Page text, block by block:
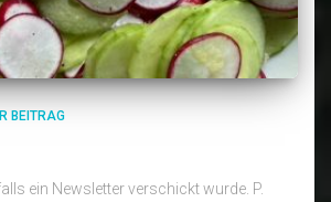
BEITRAG
ein Newsletter verschickt wurde. P.